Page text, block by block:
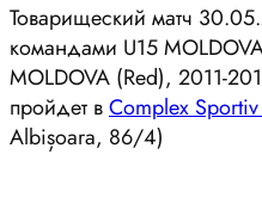
Товарищеский матч
командами U15
MOLDOVA (Red), 2011-
пройдет вComplex
Albișoara, 86/4)